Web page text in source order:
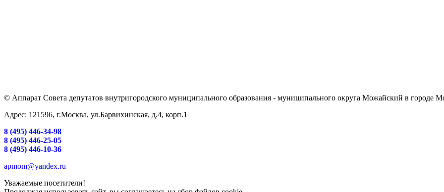
© Аппарат Совета депутатов внутригородского муниципального образования - муниципального округа Можайский в городе
Адрес: 121596, г.Москва, ул.Барвихинская, д.4, корп.1
8 (495) 446-34-98
8 (495) 446-25-05
8 (495) 446-10-36
apmom@yandex.ru
Уважаемые посетители!